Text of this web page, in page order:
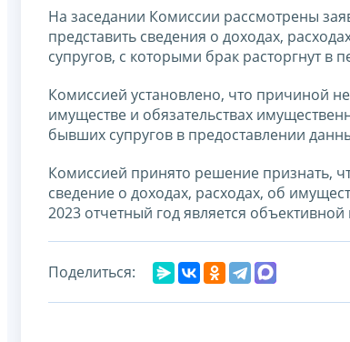
На заседании Комиссии рассмотрены
представить сведения о доходах,
супругов, с которыми брак расторгнут
Комиссией установлено, что причиной
имуществе и обязательствах
бывших супругов в предоставлении
Комиссией принято решение признать,
сведение о доходах, расходах, об
2023 отчетный год является
Поделиться: